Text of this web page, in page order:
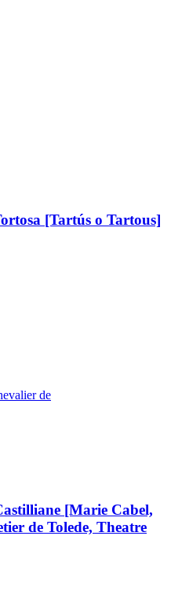
[Tartús o Tartous]
de
[Marie Cabel,
de Tolede, Theatre